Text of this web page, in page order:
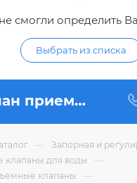
смогли определить
Выбрать из списка
Клапан приемный 16ч42р (ГЛ 46001) Ду 400, Ру-2.5, (с сеткой, фланцевый) - купить по цене в интернет-магазине Гидропромтехника с доставкой в Курске
— Запорная и
клапаны для воды —
клапаны —